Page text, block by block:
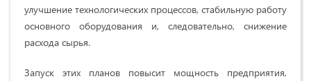
улучшение технологических процессов, стабильную работу
основного оборудования и, следовательно, снижение
расхода сырья.
Запуск этих планов повысит мощность предприятия,